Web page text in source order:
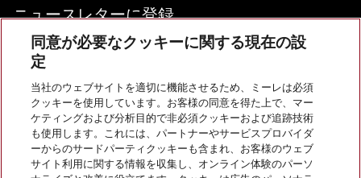
ニュースレターに登録
お問い合わせ
InstagramのMiele
YoutubeのMiele
同意が必要なクッキーに関する現在の設
定
当社のウェブサイトを適切に機能させるため、ミーレは必須
クッキーを使用しています。お客様の同意を得た上で、マー
ケティングおよび分析目的で非必須クッキーおよび追跡技術
も使用します。これには、パートナーやサービスプロバイダ
ーからのサードパーティクッキーも含まれ、お客様のウェブ
サイト利用に関する情報を収集し、オンライン体験のパーソ